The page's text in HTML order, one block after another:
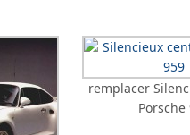
remplacer
Porsche